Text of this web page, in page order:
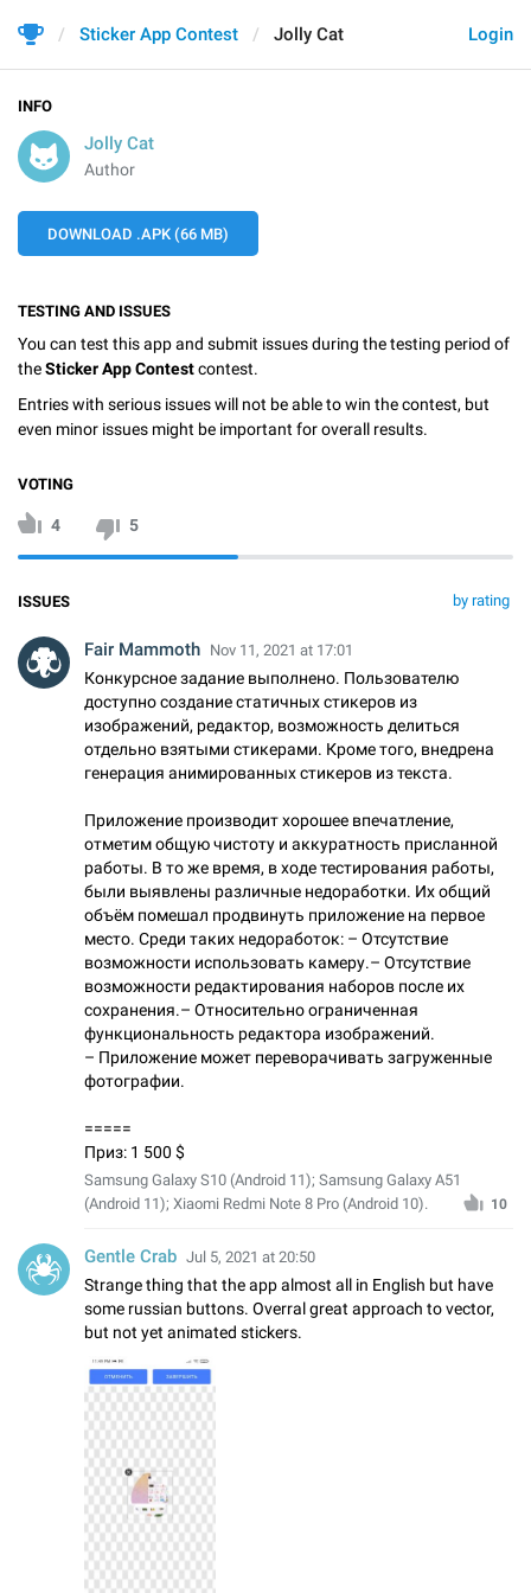
Login
Sticker App Contest Jolly Cat
INFO
Jolly Cat
Author
DOWNLOAD .APK (66 MB)
TESTING AND ISSUES
You can test this app and submit issues during the testing period of
theSticker App Contestcontest.
Entries with serious issues will not be able to win the contest, but
even minor issues might be important for overall results.
VOTING
4 5
by rating
ISSUES
Fair Mammoth Nov 11, 2021 at 17:01
Конкурсное задание выполнено. Пользователю
доступно создание статичных стикеров из
изображений, редактор, возможность делиться
отдельно взятыми стикерами. Кроме того, внедрена
генерация анимированных стикеров из текста.
Приложение производит хорошее впечатление,
отметим общую чистоту и аккуратность присланной
работы. В то же время, в ходе тестирования работы,
были выявлены различные недоработки. Их общий
объём помешал продвинуть приложение на первое
место. Среди таких недоработок: – Отсутствие
возможности использовать камеру.– Отсутствие
возможности редактирования наборов после их
сохранения.– Относительно ограниченная
функциональность редактора изображений.
– Приложение может переворачивать загруженные
фотографии.
=====
Приз: 1 500 $
Samsung Galaxy S10 (Android 11); Samsung Galaxy A51
(Android 11); Xiaomi Redmi Note 8 Pro (Android 10).
10
Gentle Crab Jul 5, 2021 at 20:50
Strange thing that the app almost all in English but have
some russian buttons. Overral great approach to vector,
but not yet animated stickers.